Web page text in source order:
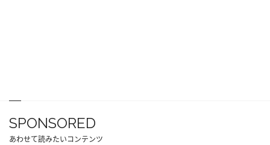
SPONSORED
あわせて読みたいコンテンツ